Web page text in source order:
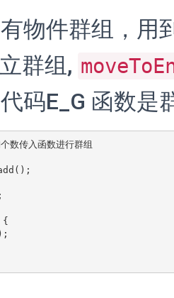
物件群组，用
群组,
码E_G 函数是
数传入函数进行群组